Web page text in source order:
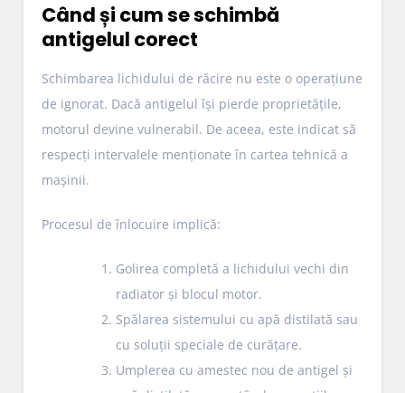
Când și cum se schimbă
antigelul corect
Schimbarea lichidului de răcire nu este o operațiune
de ignorat. Dacă antigelul își pierde proprietățile,
motorul devine vulnerabil. De aceea, este indicat să
respecți intervalele menționate în cartea tehnică a
mașinii.
Procesul de înlocuire implică:
Golirea completă a lichidului vechi din
radiator și blocul motor.
Spălarea sistemului cu apă distilată sau
cu soluții speciale de curățare.
Umplerea cu amestec nou de antigel și